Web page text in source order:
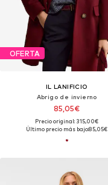
OFERTA
IL LANIFICIO
Abrigo de invierno
85,05€
Precio original: 315,00€
Último precio más bajo:85,05€